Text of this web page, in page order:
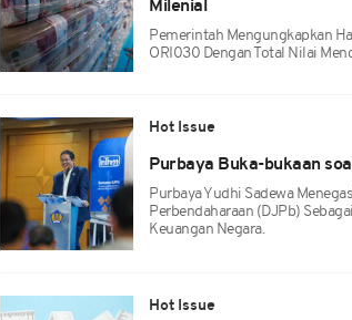
Milenial
Pemerintah Mengungkapkan
ORI030 Dengan Total Nilai
Hot Issue
Purbaya Buka-bukaan
Purbaya Yudhi Sadewa
Perbendaharaan (DJPb)
Keuangan Negara.
Hot Issue